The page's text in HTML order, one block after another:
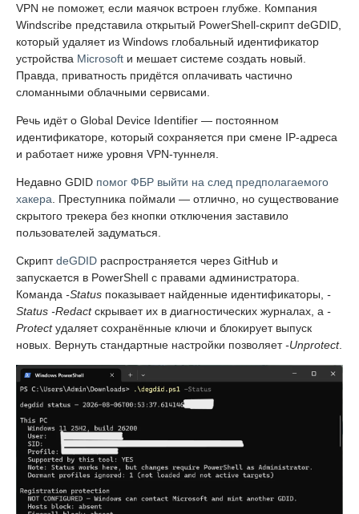
VPN не поможет, если маячок встроен глубже. Компания
Windscribe представила открытый PowerShell-скрипт deGDID,
который удаляет из Windows глобальный идентификатор
устройства Microsoft и мешает системе создать новый.
Правда, приватность придётся оплачивать частично
сломанными облачными сервисами.
Речь идёт о Global Device Identifier — постоянном
идентификаторе, который сохраняется при смене IP-адреса
и работает ниже уровня VPN-туннеля.
Недавно GDID помог ФБР выйти на след предполагаемого
хакера . Преступника поймали — отлично, но существование
скрытого трекера без кнопки отключения заставило
пользователей задуматься.
СкриптdeGDID распространяется через GitHub и
запускается в PowerShell с правами администратора.
Команда -Status показывает найденные идентификаторы, -
Status -Redactскрывает их в диагностических журналах, а -
Protectудаляет сохранённые ключи и блокирует выпуск
новых. Вернуть стандартные настройки позволяет-Unprotect.